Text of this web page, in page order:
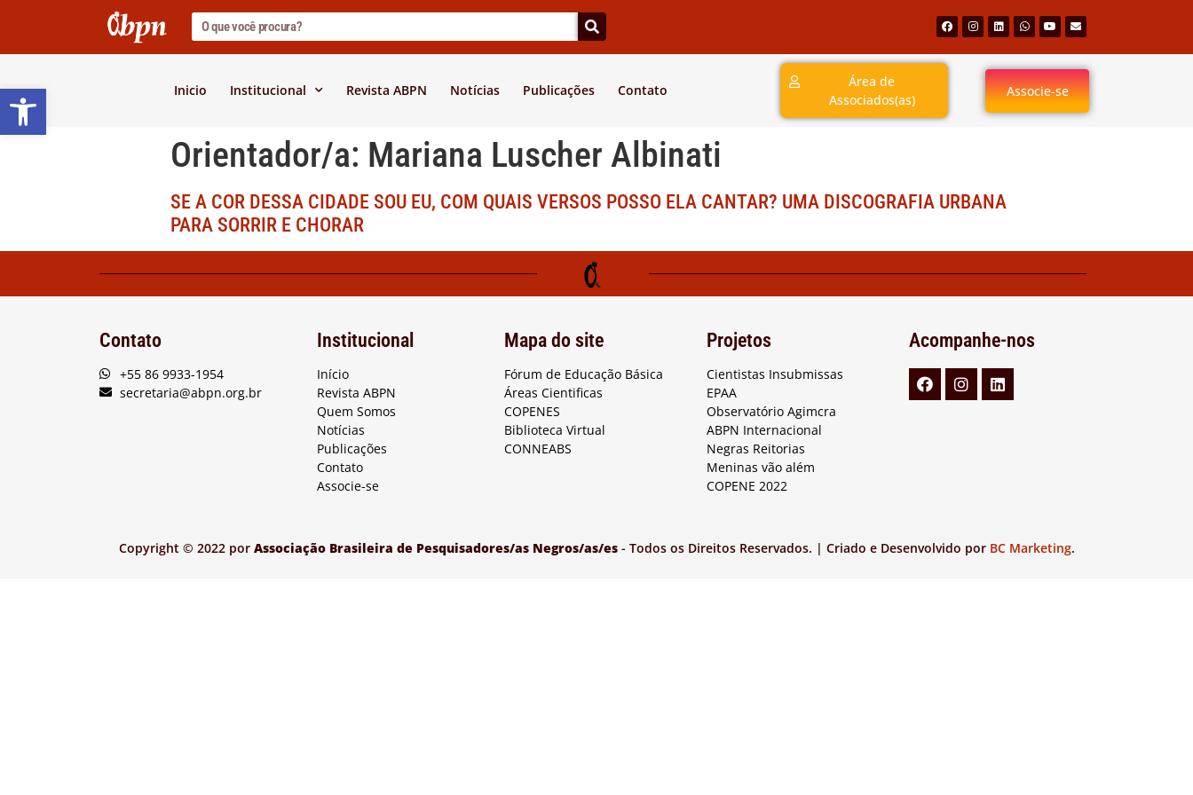
Barra de Ferramentas Aberta
Inicio Institucional Revista ABPN Notícias Publicações Contato
Área de
Associados(as)
Associe-se
Orientador/a: Mariana Luscher Albinati
SE A COR DESSA CIDADE SOU EU, COM QUAIS VERSOS POSSO ELA CANTAR? UMA DISCOGRAFIA URBANA
PARA SORRIR E CHORAR
Contato
+55 86 9933-1954
secretaria@abpn.org.br
Institucional
Início
Revista ABPN
Quem Somos
Notícias
Publicações
Contato
Associe-se
Mapa do site
Fórum de Educação Básica
Áreas Cientificas
COPENES
Biblioteca Virtual
CONNEABS
Projetos
Cientistas Insubmissas
EPAA
Observatório Agimcra
ABPN Internacional
Negras Reitorias
Meninas vão além
COPENE 2022
Acompanhe-nos
Copyright © 2022 por Associação Brasileira de Pesquisadores/as Negros/as/es- Todos os Direitos Reservados. | Criado e Desenvolvido por BC Marketing.